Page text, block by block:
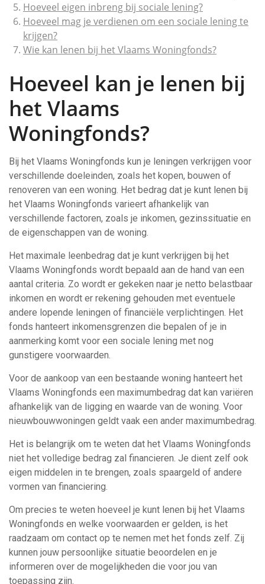
Hoeveel eigen inbreng bij sociale lening?
Hoeveel mag je verdienen om een sociale lening te
krijgen?
Wie kan lenen bij het Vlaams Woningfonds?
Hoeveel kan je lenen bij
het Vlaams
Woningfonds?
Bij het Vlaams Woningfonds kun je leningen verkrijgen voor
verschillende doeleinden, zoals het kopen, bouwen of
renoveren van een woning. Het bedrag dat je kunt lenen bij
het Vlaams Woningfonds varieert afhankelijk van
verschillende factoren, zoals je inkomen, gezinssituatie en
de eigenschappen van de woning.
Het maximale leenbedrag dat je kunt verkrijgen bij het
Vlaams Woningfonds wordt bepaald aan de hand van een
aantal criteria. Zo wordt er gekeken naar je netto belastbaar
inkomen en wordt er rekening gehouden met eventuele
andere lopende leningen of financiële verplichtingen. Het
fonds hanteert inkomensgrenzen die bepalen of je in
aanmerking komt voor een sociale lening met nog
gunstigere voorwaarden.
Voor de aankoop van een bestaande woning hanteert het
Vlaams Woningfonds een maximumbedrag dat kan variëren
afhankelijk van de ligging en waarde van de woning. Voor
nieuwbouwwoningen geldt vaak een ander maximumbedrag.
Het is belangrijk om te weten dat het Vlaams Woningfonds
niet het volledige bedrag zal financieren. Je dient zelf ook
eigen middelen in te brengen, zoals spaargeld of andere
vormen van financiering.
Om precies te weten hoeveel je kunt lenen bij het Vlaams
Woningfonds en welke voorwaarden er gelden, is het
raadzaam om contact op te nemen met het fonds zelf. Zij
kunnen jouw persoonlijke situatie beoordelen en je
informeren over de mogelijkheden die voor jou van
toepassing zijn.